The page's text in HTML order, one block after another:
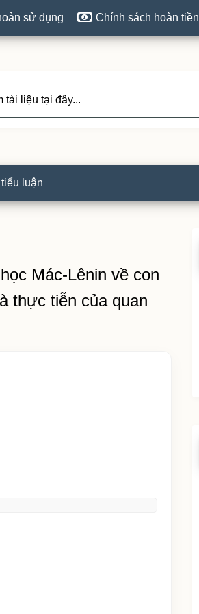
sử dụng Chính sách hoàn tiền
luận
Mác-Lênin về con
thực tiễn của quan